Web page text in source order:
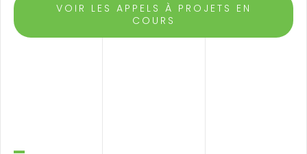
VOIR LES APPELS À PROJETS EN
COURS